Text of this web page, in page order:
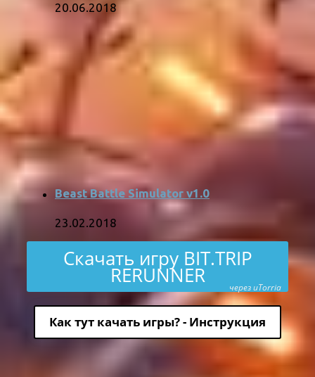
20.06.2018
Beast Battle Simulator v1.0
23.02.2018
Скачать игру BIT.TRIP
RERUNNER через uTorria
Как тут качать игры? - Инструкция